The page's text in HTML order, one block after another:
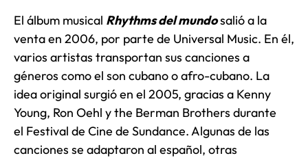
El álbum musical Rhythms del mundosalió a la
venta en 2006, por parte de Universal Music. En él,
varios artistas transportan sus canciones a
géneros como el son cubano o afro-cubano. La
idea original surgió en el 2005, gracias a Kenny
Young, Ron Oehl y the Berman Brothers durante
el Festival de Cine de Sundance. Algunas de las
canciones se adaptaron al español, otras